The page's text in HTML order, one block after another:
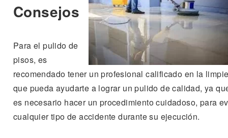
Consejos
Para el pulido de
pisos, es
recomendado tener un profesional calificado en la
que pueda ayudarte a lograr un pulido de calidad, ya
es necesario hacer un procedimiento cuidadoso, para
cualquier tipo de accidente durante su ejecución.